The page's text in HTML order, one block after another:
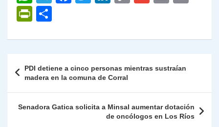
h
at
s
p
p
gr
m
e
o
o
k
er e
n
y
n
k
l
l
P
nt
Fr
ie
n
dl
m
ar
tir
de
entradas
PDI detiene a cinco personas mientras sustraían
madera en la comuna de Corral
Senadora Gatica solicita a Minsal aumentar dotación
de oncólogos en Los Ríos